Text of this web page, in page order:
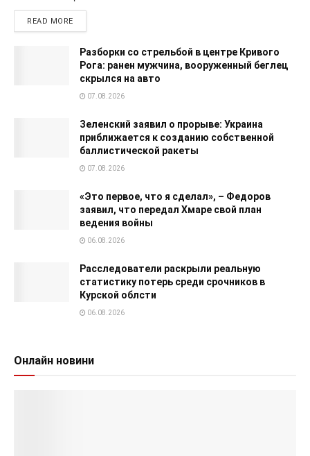
READ MORE
Разборки со стрельбой в центре Кривого
Рога: ранен мужчина, вооруженный беглец
скрылся на авто
07.08.2026
Зеленский заявил о прорыве: Украина
приближается к созданию собственной
баллистической ракеты
07.08.2026
«Это первое, что я сделал», – Федоров
заявил, что передал Хмаре свой план
ведения войны
06.08.2026
Расследователи раскрыли реальную
статистику потерь среди срочников в
Курской облсти
06.08.2026
Онлайн новини